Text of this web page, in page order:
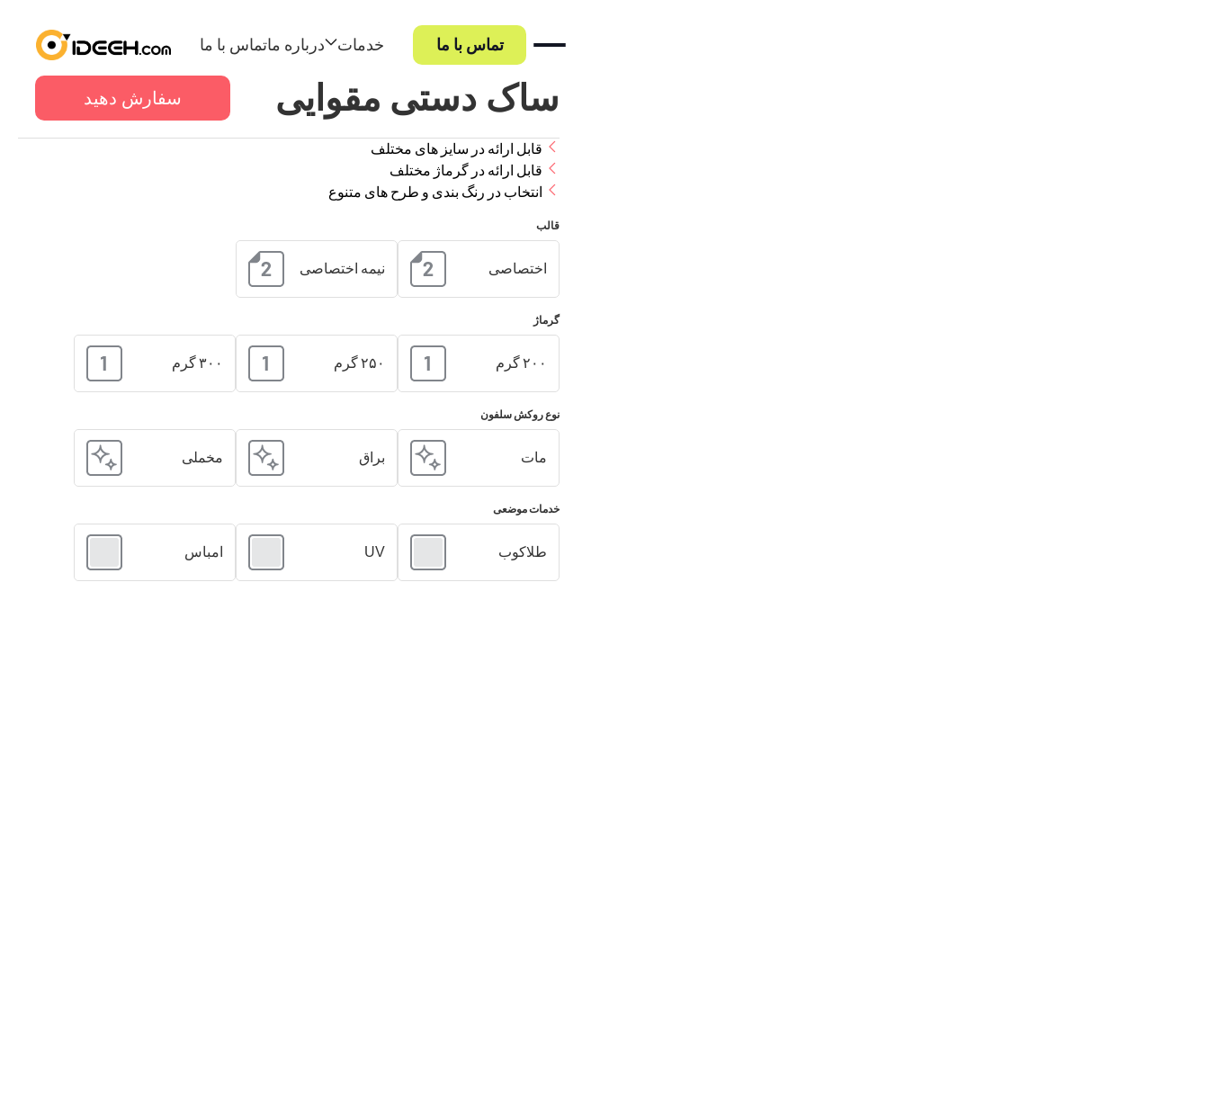
خدمات درباره ماتماس با ما تماس با ما
ایده بین
پروژه چسب غفاری
پروژه ایساکو
پروژه شرکت ملی پست ایران
جعبه مقوایی
چاپ ست اداری
پوستر
ساک دستی مقوایی سفارش دهید
قابل ارائه در سایز های مختلف
قابل ارائه در گرماژ مختلف
انتخاب در رنگ بندی و طرح های متنوع
قالب
اختصاصی نیمه اختصاصی
گرماژ
۲۰۰ گرم ۲۵۰ گرم ۳۰۰ گرم
نوع روکش سلفون
مات براق مخملی
خدمات موضعی
طلاکوب UV امباس